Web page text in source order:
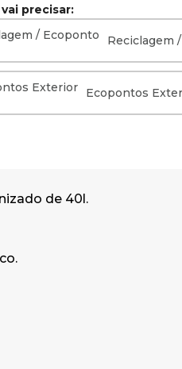
Ø35 x
precisar:
Reciclagem
Ecopontos
de 40l.